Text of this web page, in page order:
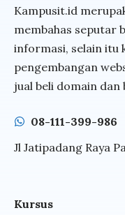
Kampusit.id
membahas seputar
informasi, selain itu
pengembangan
jual beli domain dan
08-111-399-986
Jl Jatipadang Raya
Kursus